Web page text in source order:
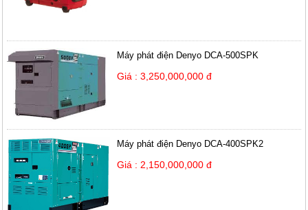
Máy phát điện Denyo DCA-500SPK
Giá : 3,250,000,000 đ
Máy phát điện Denyo DCA-400SPK2
Giá : 2,150,000,000 đ